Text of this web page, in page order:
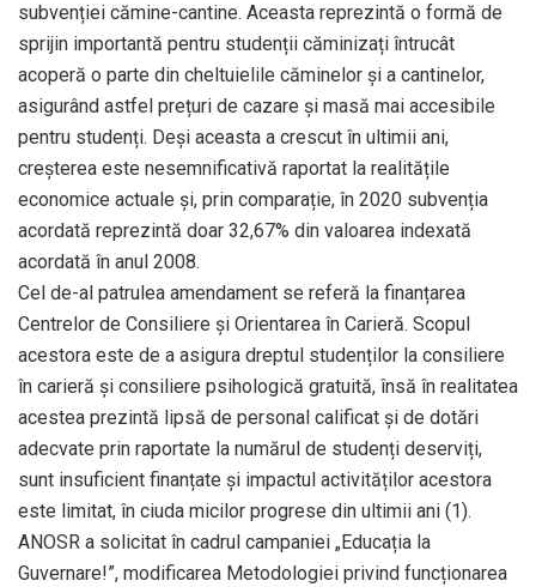
subvenției cămine-cantine. Aceasta reprezintă o formă de
sprijin importantă pentru studenții căminizați întrucât
acoperă o parte din cheltuielile căminelor și a cantinelor,
asigurând astfel prețuri de cazare și masă mai accesibile
pentru studenți. Deși aceasta a crescut în ultimii ani,
creșterea este nesemnificativă raportat la realitățile
economice actuale și, prin comparație, în 2020 subvenția
acordată reprezintă doar 32,67% din valoarea indexată
acordată în anul 2008.
Cel de-al patrulea amendament se referă la finanțarea
Centrelor de Consiliere și Orientarea în Carieră. Scopul
acestora este de a asigura dreptul studenților la consiliere
în carieră și consiliere psihologică gratuită, însă în realitatea
acestea prezintă lipsă de personal calificat și de dotări
adecvate prin raportate la numărul de studenți deserviți,
sunt insuficient finanțate și impactul activităților acestora
este limitat, în ciuda micilor progrese din ultimii ani (1).
ANOSR a solicitat în cadrul campaniei „Educația la
Guvernare!”, modificarea Metodologiei privind funcționarea